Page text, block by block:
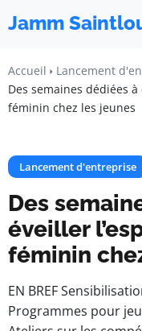
Jamm
Accueil
Lancement
Des semaines dédiées
féminin chez les jeunes
Lancement d'entreprise
Des
éveiller
féminin
EN BREF
Programmes pour